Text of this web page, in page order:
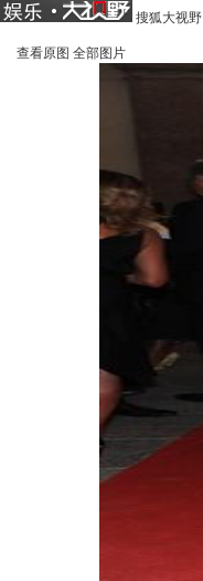
搜狐大视野
查看原图 全部图片